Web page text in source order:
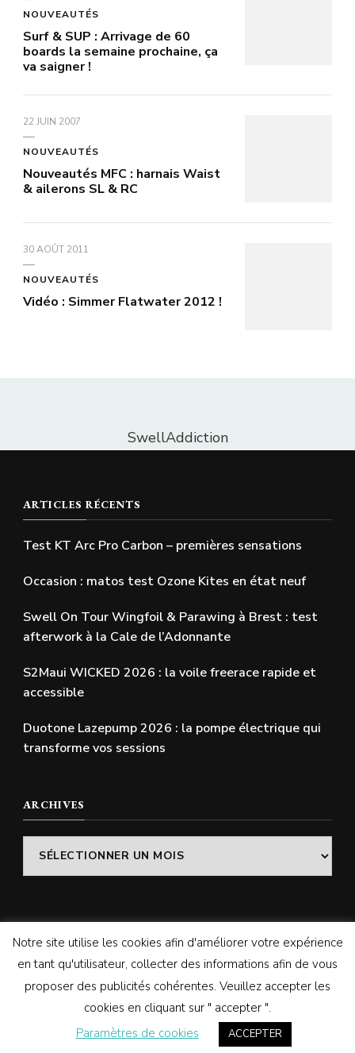
NOUVEAUTÉS
Surf & SUP : Arrivage de 60
boards la semaine prochaine, ça
va saigner !
22 JUIN 2007
NOUVEAUTÉS
Nouveautés MFC : harnais Waist
& ailerons SL & RC
30 AOÛT 2011
NOUVEAUTÉS
Vidéo : Simmer Flatwater 2012 !
SwellAddiction
ARTICLES RÉCENTS
Test KT Arc Pro Carbon – premières sensations
Occasion : matos test Ozone Kites en état neuf
Swell On Tour Wingfoil & Parawing à Brest : test
afterwork à la Cale de l’Adonnante
S2Maui WICKED 2026 : la voile freerace rapide et
accessible
Duotone Lazepump 2026 : la pompe électrique qui
transforme vos sessions
ARCHIVES
Archives
© Copyright 2026SWELLADDICTION | Le blog. Tous
droits réservés.Vilva | Développé parBlossom
Themes. Propulsé parWordPress
Notre site utilise les cookies afin d'améliorer votre expérience
en tant qu'utilisateur, collecter des informations afin de vous
proposer des publicités cohérentes. Veuillez accepter les
cookies en cliquant sur " accepter ".
Paramètres de cookies
ACCEPTER